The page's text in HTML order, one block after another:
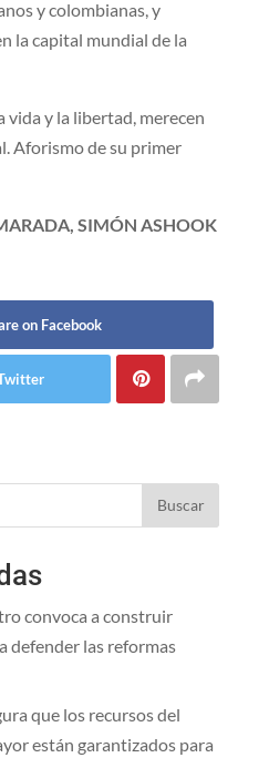
y colombianas, y
la capital mundial de la
vida y la libertad, merecen
Aforismo de su primer
SIMÓN ASHOOK
on Facebook
Buscar
convoca a construir
defender las reformas
que los recursos del
están garantizados para